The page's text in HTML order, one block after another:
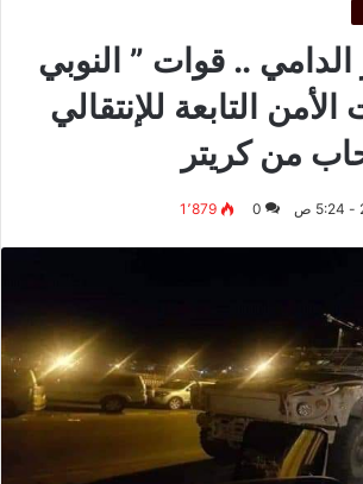
الدامي .. قوات ” النوبي
التابعة للإنتقالي
من كريتر
0 1٬879